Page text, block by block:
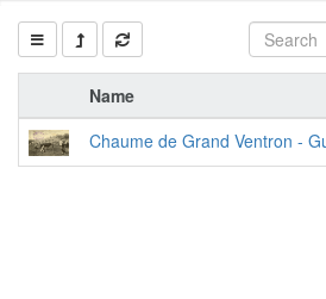
Name
Chaume de Grand Ventron -